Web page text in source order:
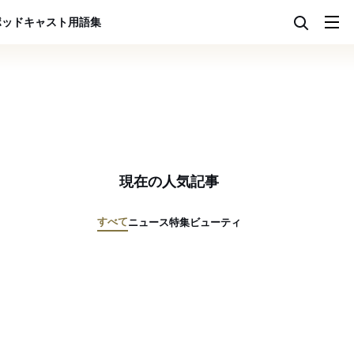
ドキャスト用語集
現在の人気記事
すべてニュース特集ビューティ